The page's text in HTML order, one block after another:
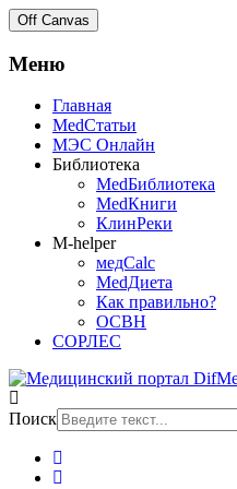
Off Canvas
Меню
Главная
MedСтатьи
МЭС Онлайн
Библиотека
MedБиблиотека
MedКниги
КлинРеки
M-helper
медCalc
MedДиета
Как правильно?
ОСВН
СОРЛЕС
Поиск